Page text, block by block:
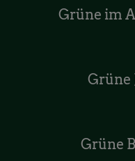
Grüne im
Grüne
Grüne